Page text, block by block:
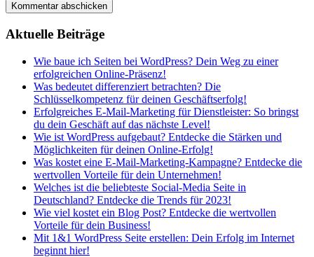
Aktuelle Beiträge
Wie baue ich Seiten bei WordPress? Dein Weg zu einer
erfolgreichen Online-Präsenz!
Was bedeutet differenziert betrachten? Die
Schlüsselkompetenz für deinen Geschäftserfolg!
Erfolgreiches E-Mail-Marketing für Dienstleister: So bringst
du dein Geschäft auf das nächste Level!
Wie ist WordPress aufgebaut? Entdecke die Stärken und
Möglichkeiten für deinen Online-Erfolg!
Was kostet eine E-Mail-Marketing-Kampagne? Entdecke die
wertvollen Vorteile für dein Unternehmen!
Welches ist die beliebteste Social-Media Seite in
Deutschland? Entdecke die Trends für 2023!
Wie viel kostet ein Blog Post? Entdecke die wertvollen
Vorteile für dein Business!
Mit 1&1 WordPress Seite erstellen: Dein Erfolg im Internet
beginnt hier!